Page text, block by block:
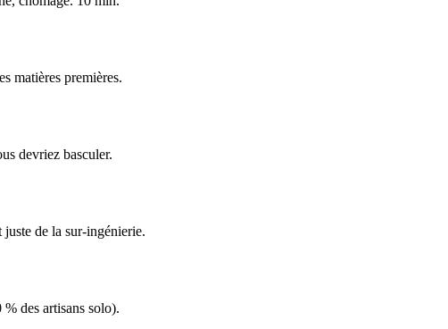
matières premières.
devriez basculer.
de la sur-ingénierie.
des artisans solo).